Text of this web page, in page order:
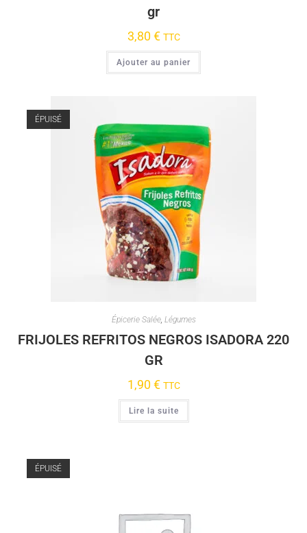
gr
3,80€ TTC
Ajouter au panier
ÉPUISÉ
Épicerie Salée, Légumes
FRIJOLES REFRITOS NEGROS ISADORA 220
GR
1,90€ TTC
Lire la suite
ÉPUISÉ